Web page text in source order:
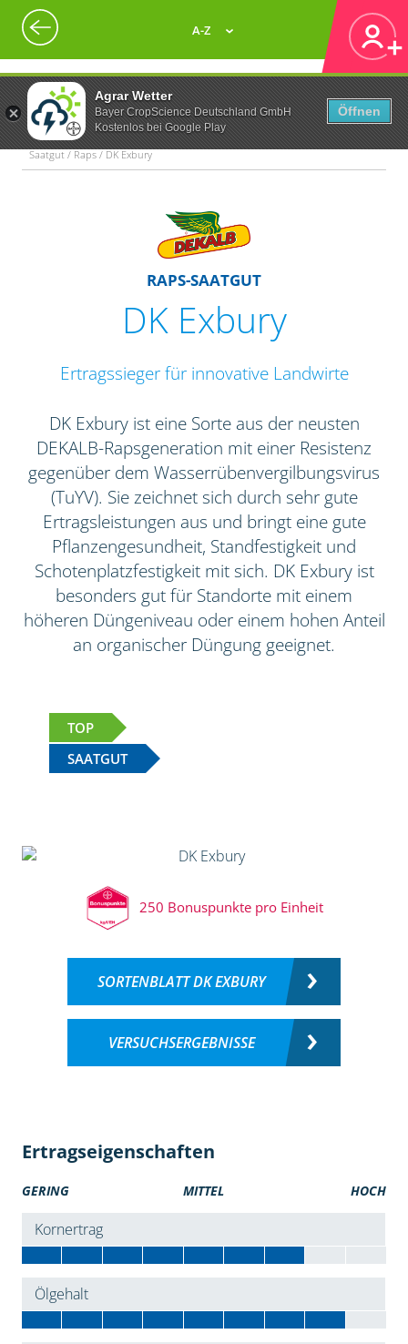
Agrar Wetter
Bayer CropScience Deutschland GmbH
Kostenlos bei Google Play
Öffnen
A-Z
Saatgut / Raps / DK Exbury
RAPS-SAATGUT
DK Exbury
Ertragssieger für innovative Landwirte
DK Exbury ist eine Sorte aus der neusten
DEKALB-Rapsgeneration mit einer Resistenz
gegenüber dem Wasserrübenvergilbungsvirus
(TuYV). Sie zeichnet sich durch sehr gute
Ertragsleistungen aus und bringt eine gute
Pflanzengesundheit, Standfestigkeit und
Schotenplatzfestigkeit mit sich. DK Exbury ist
besonders gut für Standorte mit einem
höheren Düngeniveau oder einem hohen Anteil
an organischer Düngung geeignet.
TOP
SAATGUT
250 Bonuspunkte pro Einheit
SORTENBLATT DK EXBURY
VERSUCHSERGEBNISSE
Ertragseigenschaften
GERING MITTEL HOCH
Kornertrag
Ölgehalt